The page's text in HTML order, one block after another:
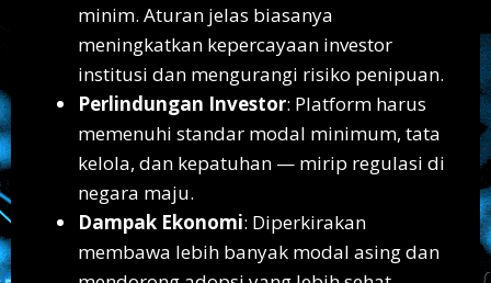
minim. Aturan jelas biasanya
meningkatkan kepercayaan investor
institusi dan mengurangi risiko penipuan.
Perlindungan Investor: Platform harus
memenuhi standar modal minimum, tata
kelola, dan kepatuhan — mirip regulasi di
negara maju.
Dampak Ekonomi: Diperkirakan
membawa lebih banyak modal asing dan